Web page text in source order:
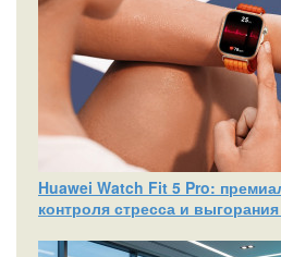
Huawei Watch Fit 5 Pro:
контроля стресса и